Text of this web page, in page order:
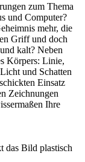
zum Thema
und Computer?
mehr, die
Griff und doch
kalt? Neben
Körpers: Linie,
und Schatten
Einsatz
Zeichnungen
Ihre
das Bild plastisch